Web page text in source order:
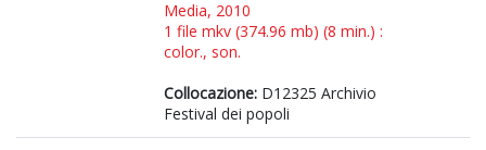
Media, 2010
1 file mkv (374.96 mb) (8 min.) :
color., son.
Collocazione: D12325 Archivio
Festival dei popoli